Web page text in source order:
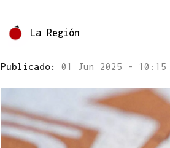
La Región
Publicado: 01 Jun 2025 - 10:15